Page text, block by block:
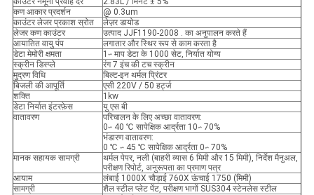
कण आकार प्रदर्शन
@ 0.3um
काउंटर लेजर प्रकाश स्रोत
लेज़र डायोड
लेजर कण काउंटर
उत्पाद JJF1190-2008 . का अनुपालन करते हैं
आयातित वायु पंप
लगातार और स्थिर रूप से काम करता है
डेटा मेमोरी क्षमता
1∽ माप डेटा के 1000 सेट, निर्यात योग्य
स्क्रीन डिस्प्ले
रंग 7 इंच की टच स्क्रीन
मुद्रण विधि
बिल्ट-इन थर्मल प्रिंटर
बिजली की आपूर्ति
एसी 220V / 50 हर्ट्ज
शक्ति
1kw
डेटा निर्यात इंटरफ़ेस
यु एस बी
वातावरण
परिचालन के लिए अच्छा वातावरण:
0∽ 40 ℃ सापेक्षिक आर्द्रता 10∽ 70%
भंडारण वातावरण:
0 ℃ ∽ 45 ℃ सापेक्षिक आर्द्रता 0∽ 70%
मानक सहायक सामग्री
थर्मल पेपर, नली (बाहरी व्यास 6 मिमी और 15 मिमी), निर्देश मैनुअल,
परीक्षण रिपोर्ट, अनुरूपता का प्रमाण पत्र
आयाम
लंबाई 1000X चौड़ाई 760X ऊंचाई 1750 (मिमी)
सामग्री
शैल स्टील प्लेट पेंट, परीक्षण भागों SUS304 स्टेनलेस स्टील